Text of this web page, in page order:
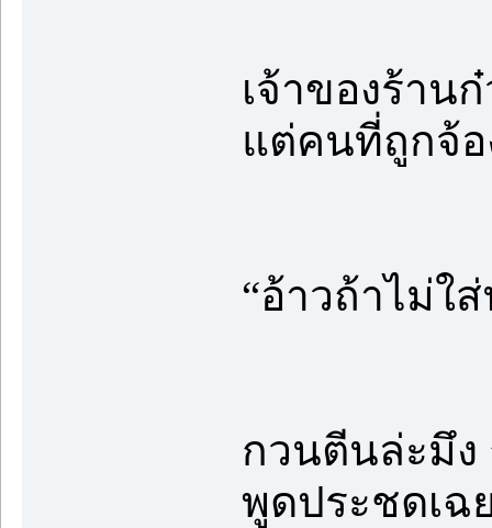
เจ้าของร้าน
แต่คนที่ถูกจ้อ
“อ้าวถ้าไม่ใ
กวนตีนล่ะมึ
พูดประชดเฉ